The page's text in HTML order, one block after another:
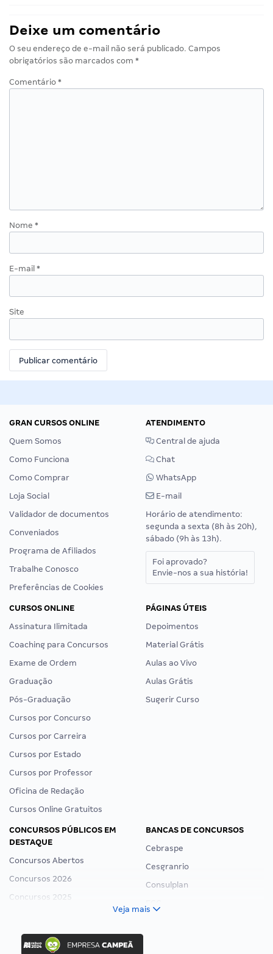
Deixe um comentário
O seu endereço de e-mail não será publicado. Campos
obrigatórios são marcados com *
Comentário *
Nome *
E-mail *
Site
GRAN CURSOS ONLINE
Quem Somos
Como Funciona
Como Comprar
Loja Social
Validador de documentos
Conveniados
Programa de Afiliados
Trabalhe Conosco
Preferências de Cookies
ATENDIMENTO
Central de ajuda
Chat
WhatsApp
E-mail
Horário de atendimento:
segunda a sexta (8h às 20h),
sábado (9h às 13h).
Foi aprovado?
Envie-nos a sua história!
CURSOS ONLINE
Assinatura Ilimitada
Coaching para Concursos
Exame de Ordem
Graduação
Pós-Graduação
Cursos por Concurso
Cursos por Carreira
Cursos por Estado
Cursos por Professor
Oficina de Redação
Cursos Online Gratuitos
PÁGINAS ÚTEIS
Depoimentos
Material Grátis
Aulas ao Vivo
Aulas Grátis
Sugerir Curso
CONCURSOS PÚBLICOS EM
DESTAQUE
Concursos Abertos
Concursos 2026
Concursos 2025
Concurso Ibama
Concurso MPU
BANCAS DE CONCURSOS
Cebraspe
Cesgranrio
Consulplan
Veja mais